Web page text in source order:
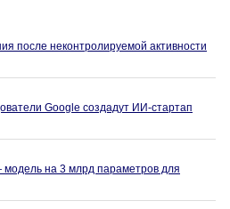
после неконтролируемой активности
Google создадут ИИ-стартап
на 3 млрд параметров для